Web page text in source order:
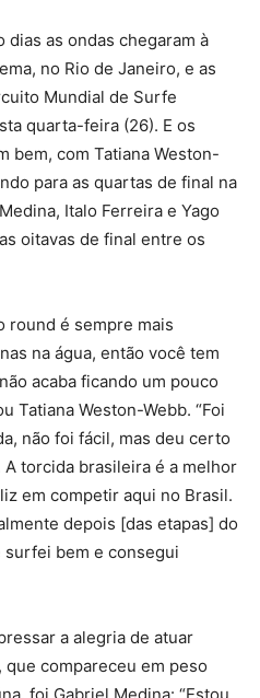
dias as ondas chegaram à
no Rio de Janeiro, e as
Mundial de Surfe
quarta-feira (26). E os
bem, com Tatiana Weston-
para as quartas de final na
Italo Ferreira e Yago
oitavas de final entre os
round é sempre mais
na água, então você tem
acaba ficando um pouco
Tatiana Weston-Webb. “Foi
não foi fácil, mas deu certo
torcida brasileira é a melhor
em competir aqui no Brasil.
depois [das etapas] do
surfei bem e consegui
a alegria de atuar
compareceu em peso